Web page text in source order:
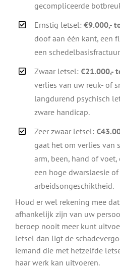
gecompliceerde
Ernstig letsel:€9.000,-
doof aan één kant, een
een
Zwaar letsel:€21.000,-
verlies van uw reuk- of
langdurend psychisch
zware handicap.
Zeer zwaar letsel:
gaat het om verlies van
arm, been, hand of
een hoge dwarslaesie
arbeidsongeschiktheid.
Houd er wel rekening mee
afhankelijk zijn van uw
beroep nooit meer kunt
letsel dan ligt de
iemand die met hetzelfde
haar werk kan uitvoeren.